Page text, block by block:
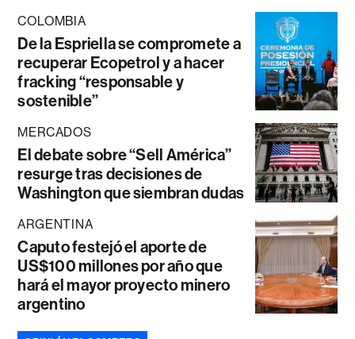
COLOMBIA
De la Espriella se compromete a
recuperar Ecopetrol y a hacer
fracking “responsable y
sostenible”
MERCADOS
El debate sobre “Sell América”
resurge tras decisiones de
Washington que siembran dudas
ARGENTINA
Caputo festejó el aporte de
US$100 millones por año que
hará el mayor proyecto minero
argentino